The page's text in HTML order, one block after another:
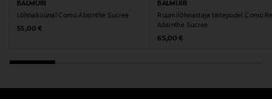
Märksõnad
Balmuir, ruumiilõhnastaja, difuuser, lõhnadifuuser,
BALMUIR
Lõhnaküünal Como Absinthe Sucree
Original Price
55,00 €
BALMUIR
Ruumilõhnastaja täitepudel Como
Absinthe Sucree
Original Price
65,00 €